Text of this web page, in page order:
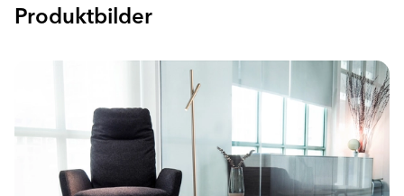
Produktbilder